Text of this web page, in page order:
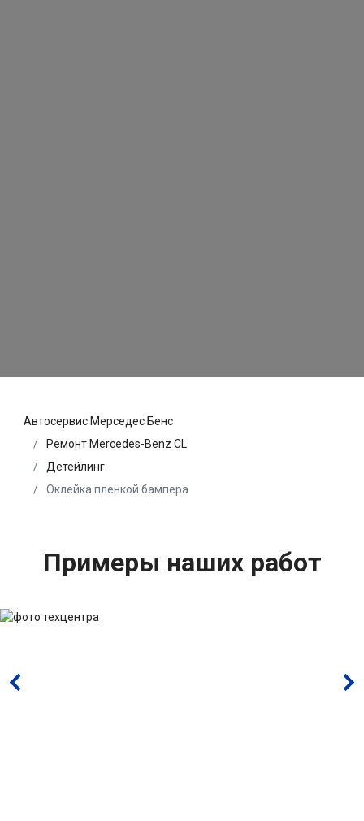
Автосервис Мерседес Бенс
Ремонт Mercedes-Benz CL
Детейлинг
Оклейка пленкой бампера
Примеры наших работ